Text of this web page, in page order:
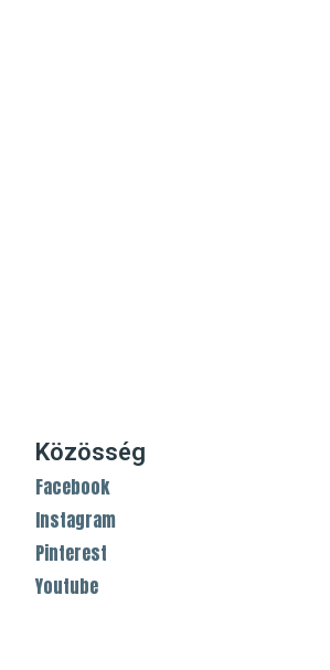
Közösség
Facebook
Instagram
Pinterest
Youtube